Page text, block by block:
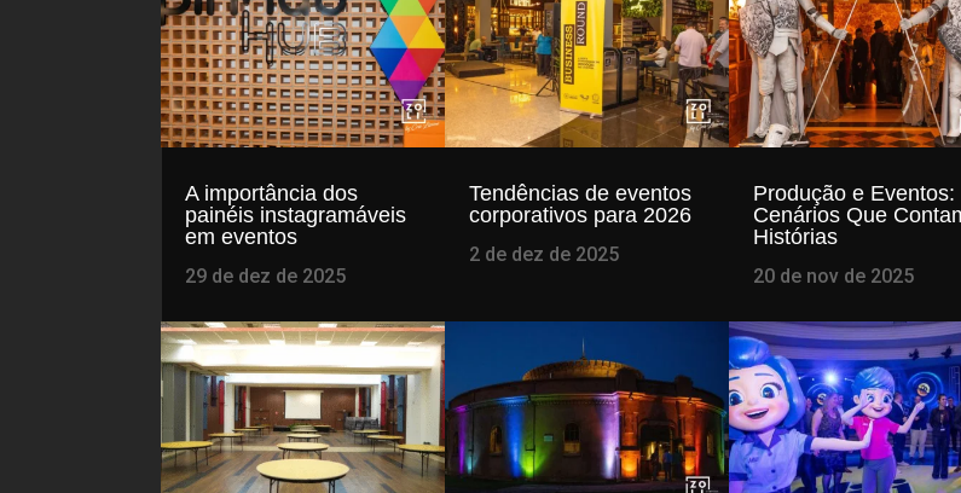
A importância dos
painéis instagramáveis
em eventos
29 de dez de 2025
Tendências de eventos
corporativos para 2026
2 de dez de 2025
Produção e Eventos:
Cenários Que
Histórias
20 de nov de 2025